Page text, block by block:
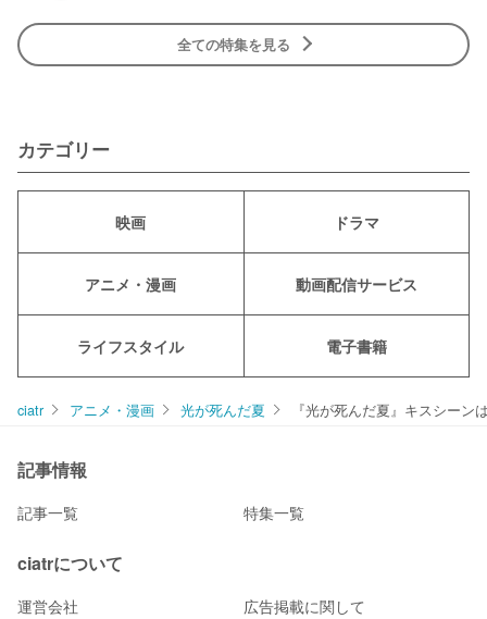
全ての特集を見る
カテゴリー
映画 ドラマ
アニメ・漫画 動画配信サービス
ライフスタイル 電子書籍
ciatr アニメ・漫画 光が死んだ夏 『光が死んだ夏』キスシー
記事情報
記事一覧 特集一覧
ciatrについて
運営会社
広告掲載に関して